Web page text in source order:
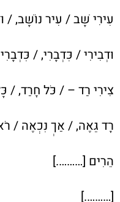
עִירִי שָׁב / עִיר נוֹשָׁב, /
וּדְבִירִי / כִּדְבָרִי, /
צִירִי רַד – / כֹּל חָרַד, /
רָד גֵּאֶה, / אַךְ נִכְאֶה /
הֵרִים [……….]
[……….]